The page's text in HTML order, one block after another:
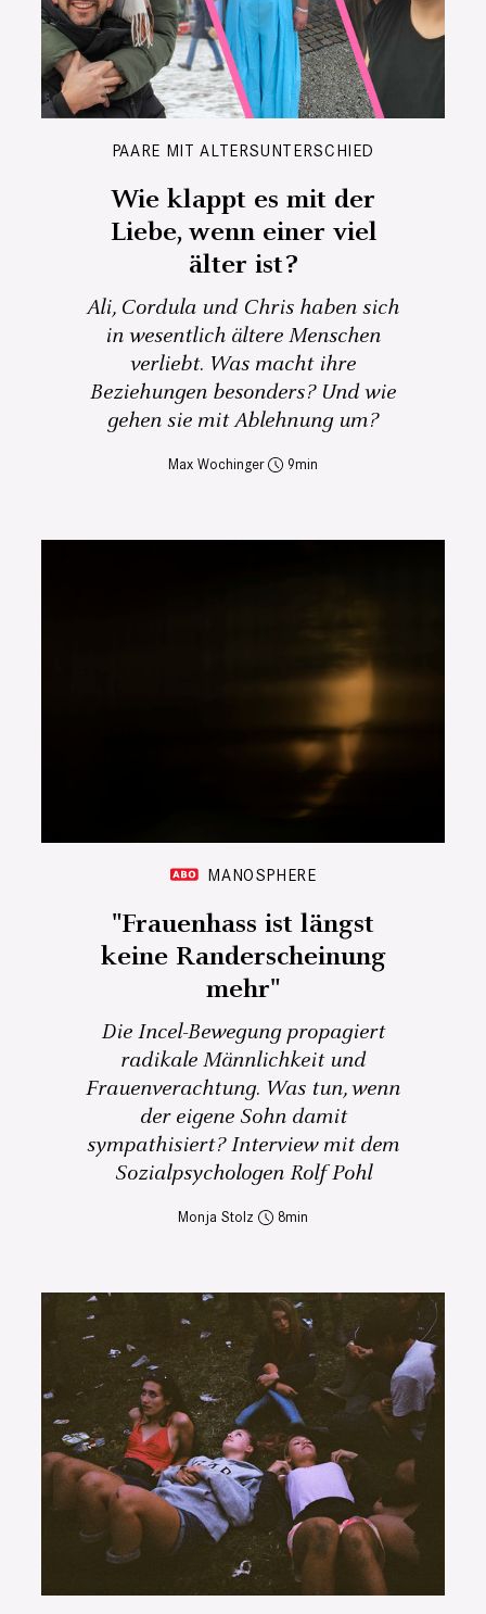
PAARE MIT ALTERSUNTERSCHIED
Wie klappt es mit der
Liebe, wenn einer viel
älter ist?
Ali, Cordula und Chris haben sich
in wesentlich ältere Menschen
verliebt. Was macht ihre
Beziehungen besonders? Und wie
gehen sie mit Ablehnung um?
Max Wochinger 9
MANOSPHERE
"Frauenhass ist längst
keine Randerscheinung
mehr"
Die Incel-Bewegung propagiert
radikale Männlichkeit und
Frauenverachtung. Was tun, wenn
der eigene Sohn damit
sympathisiert? Interview mit dem
Sozialpsychologen Rolf Pohl
Monja Stolz 8